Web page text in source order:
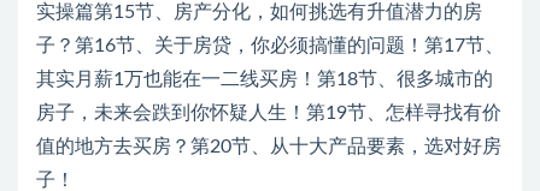
实操篇第15节、房产分化，如何挑选有升值潜力的房
子？第16节、关于房贷，你必须搞懂的问题！第17节、
其实月薪1万也能在一二线买房！第18节、很多城市的
房子，未来会跌到你怀疑人生！第19节、怎样寻找有价
值的地方去买房？第20节、从十大产品要素，选对好房
子！